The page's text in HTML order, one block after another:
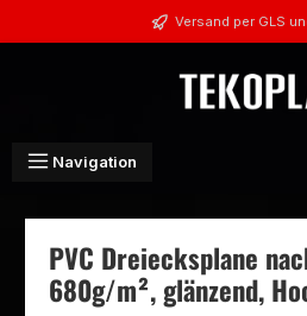
Zum Hauptinhalt springenVersand per GLS
Navigation
PVC Dreiecksplane
680g/m², glänzend,